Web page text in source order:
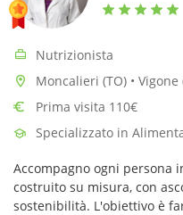
Nutrizionista
Moncalieri (TO) • Vigone
Prima visita 110€
Specializzato in
Accompagno ogni persona
costruito su misura, con
sostenibilità. L'obiettivo è far ritrovare equilibrio e benessere